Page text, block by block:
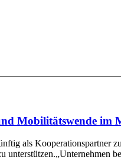
Mobilitätswende im
als Kooperationspartner